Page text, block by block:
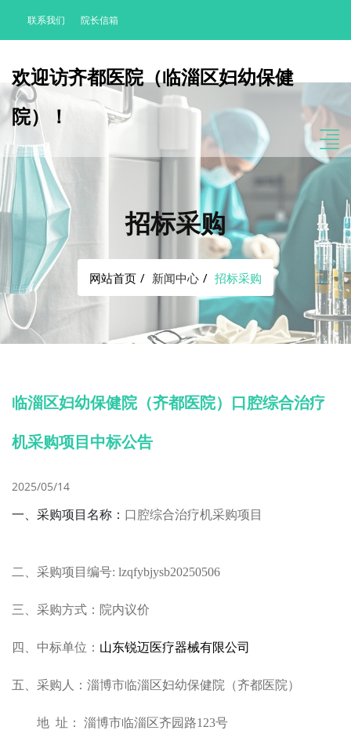
联系我们 院长信箱
欢迎访齐都医院（临淄区妇幼保健
院）！
招标采购
网站首页 新闻中心 招标采购
临淄区妇幼保健院（齐都医院）口腔综合治疗
机采购项目中标公告
2025/05/14
一、采购项目名称： 口腔综合治疗机采购项目
二、采购项目编号: lzqfybjysb20250506
三、采购方式：院内议价
四、中标单位： 山东锐迈医疗器械有限公司
五、采购人：淄博市临淄区妇幼保健院（齐都医院）
地 址： 淄博市临淄区齐园路123号